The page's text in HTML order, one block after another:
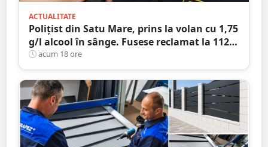
ACTUALITATE
Polițist din Satu Mare, prins la volan cu 1,75
g/l alcool în sânge. Fusese reclamat la 112
că circula pe contrasens
acum 18 ore